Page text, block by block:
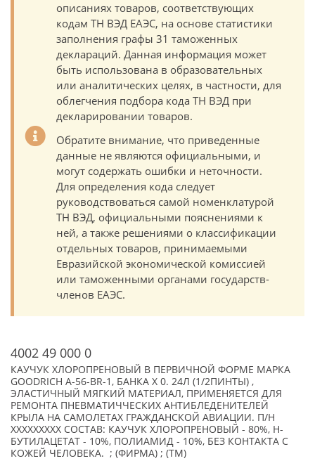
описаниях товаров, соответствующих
кодам ТН ВЭД ЕАЭС, на основе статистики
заполнения графы 31 таможенных
деклараций. Данная информация может
быть использована в образовательных
или аналитических целях, в частности, для
облегчения подбора кода ТН ВЭД при
декларировании товаров.
Обратите внимание, что приведенные
данные не являются официальными, и
могут содержать ошибки и неточности.
Для определения кода следует
руководствоваться самой номенклатурой
ТН ВЭД, официальными пояснениями к
ней, а также решениями о классификации
отдельных товаров, принимаемыми
Евразийской экономической комиссией
или таможенными органами государств-
членов ЕАЭС.
4002 49 000 0
КАУЧУК ХЛОРОПРЕНОВЫЙ В ПЕРВИЧНОЙ ФОРМЕ МАРКА
GOODRICH A-56-BR-1, БАНКА Х 0. 24Л (1/2ПИНТЫ) ,
ЭЛАСТИЧНЫЙ МЯГКИЙ МАТЕРИАЛ, ПРИМЕНЯЕТСЯ ДЛЯ
РЕМОНТА ПНЕВМАТИЧЧЕСКИХ АНТИБЛЕДЕНИТЕЛЕЙ
КРЫЛА НА САМОЛЕТАХ ГРАЖДАНСКОЙ АВИАЦИИ. П/Н
XXXXXXXXX СОСТАВ: КАУЧУК ХЛОРОПРЕНОВЫЙ - 80%, Н-
БУТИЛАЦЕТАТ - 10%, ПОЛИАМИД - 10%, БЕЗ КОНТАКТА С
КОЖЕЙ ЧЕЛОВЕКА. ; (ФИРМА) ; (TM)